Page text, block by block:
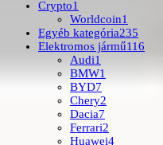
Crypto1
Worldcoin1
Egyéb kategória235
Elektromos jármű116
Audi1
BMW1
BYD7
Chery2
Dacia7
Ferrari2
Huawei4